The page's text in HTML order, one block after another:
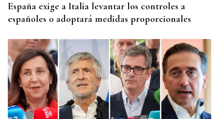
España exige a Italia levantar los controles a
españoles o adoptará medidas proporcionales